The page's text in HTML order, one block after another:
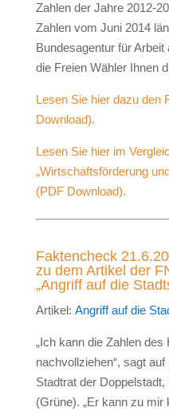
Zahlen der Jahre 2012-
Zahlen vom Juni 2014
Bundesagentur für
die Freien Wähler Ihnen
Lesen Sie hier dazu den
Download).
Lesen Sie hier im
„Wirtschaftsförderung
(PDF Download).
Faktencheck
zu dem Artikel der
„Angriff auf die
Artikel: Angriff auf die
„Ich kann die Zahlen des
nachvollziehen“, sagt
Stadtrat der
(Grüne). „Er kann zu